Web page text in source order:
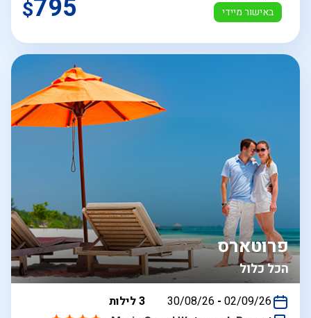
באישור מיידי $795
הכל כלול
פרוטארס
בין
30/08/26 - 02/09/26
3 לילות